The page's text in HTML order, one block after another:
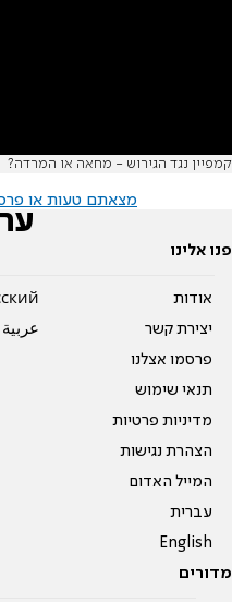
קמפיין נגד הגירוש - מחאה או המרדה?
מצאתם טעות או
פנו אלינו
אודות
יצירת קשר
פרסמו אצלנו
תנאי שימוש
מדיניות פרטיות
הצהרת נגישות
המייל האדום
עברית
English
عربية
מדורים